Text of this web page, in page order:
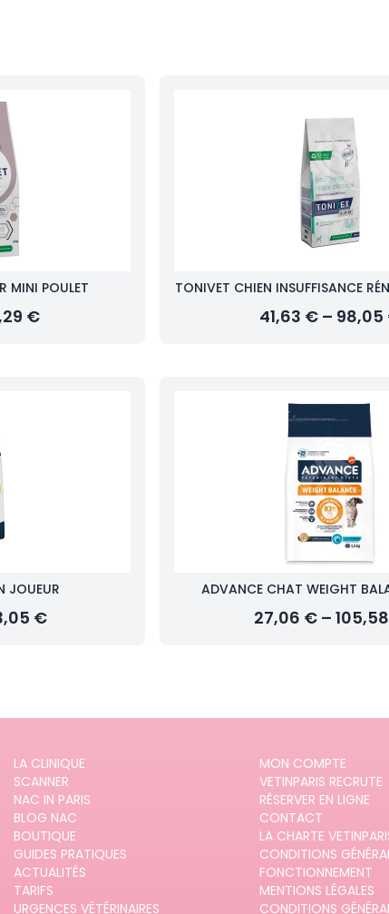
MINI POULET
€
TONIVET CHIEN INSUFFISANCE
41,63 € –
JOUEUR
€
ADVANCE CHAT WEIGHT
27,06 € –
LA CLINIQUE
SCANNER
NAC IN PARIS
BLOG NAC
BOUTIQUE
GUIDES PRATIQUES
ACTUALITÉS
TARIFS
URGENCES VÉTÉRINAIRES
MON COMPTE
VETINPARIS RECRUTE
RÉSERVER EN LIGNE
CONTACT
LA CHARTE
CONDITIONS
FONCTIONNEMENT
MENTIONS LÉGALES
CONDITIONS